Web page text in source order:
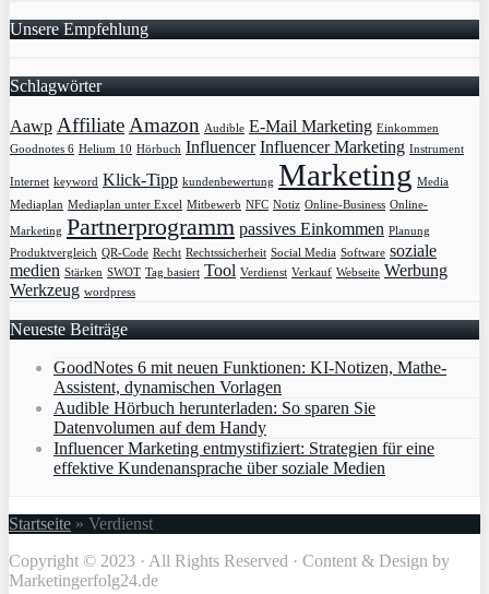
Unsere Empfehlung
Schlagwörter
Aawp Affiliate Amazon Audible E-Mail Marketing Einkommen
Goodnotes 6 Helium 10 Hörbuch Influencer Influencer Marketing Instrument
Internet keyword Klick-Tipp kundenbewertung Marketing Media
Mediaplan Mediaplan unter Excel Mitbewerb NFC Notiz Online-Business Online-
Marketing Partnerprogramm passives Einkommen Planung
Produktvergleich QR-Code Recht Rechtssicherheit Social Media Software soziale
medien Stärken SWOT Tag basiert Tool Verdienst Verkauf Webseite Werbung
Werkzeug wordpress
Neueste Beiträge
GoodNotes 6 mit neuen Funktionen: KI-Notizen, Mathe-
Assistent, dynamischen Vorlagen
Audible Hörbuch herunterladen: So sparen Sie
Datenvolumen auf dem Handy
Influencer Marketing entmystifiziert: Strategien für eine
effektive Kundenansprache über soziale Medien
Startseite » Verdienst
Copyright © 2023 · All Rights Reserved · Content & Design by
Marketingerfolg24.de